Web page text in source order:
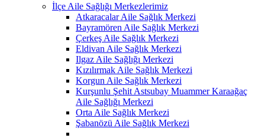
İlçe Aile Sağlığı Merkezlerimiz
Atkaracalar Aile Sağlık Merkezi
Bayramören Aile Sağlık Merkezi
Çerkeş Aile Sağlık Merkezi
Eldivan Aile Sağlık Merkezi
Ilgaz Aile Sağlığı Merkezi
Kızılırmak Aile Sağlık Merkezi
Korgun Aile Sağlık Merkezi
Kurşunlu Şehit Astsubay Muammer Karaağaç
Aile Sağlığı Merkezi
Orta Aile Sağlık Merkezi
Şabanözü Aile Sağlık Merkezi